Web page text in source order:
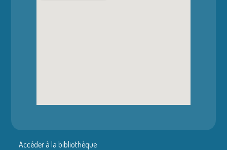
Accéder à la bibliothèque